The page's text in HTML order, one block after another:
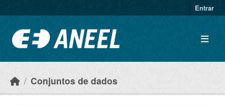
Entrar
Conjuntos de dados